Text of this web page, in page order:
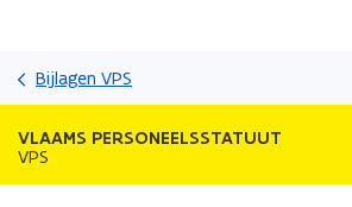
Bijlagen VPS
VLAAMS PERSONEELSSTATUUT
VPS